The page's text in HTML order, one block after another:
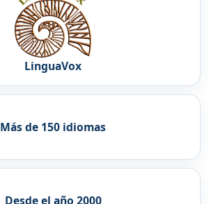
LinguaVox
Más de 150 idiomas
Desde el año 2000